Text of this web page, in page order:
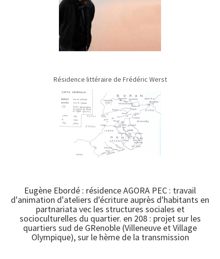
Résidence littéraire de Frédéric Werst
Eugène Ebordé : résidence AGORA PEC : travail
d'animation d'ateliers d'écriture auprès d'habitants en
partnariata vec les structures sociales et
socioculturelles du quartier. en 208 : projet sur les
quartiers sud de GRenoble (Villeneuve et Village
Olympique), sur le hème de la transmission